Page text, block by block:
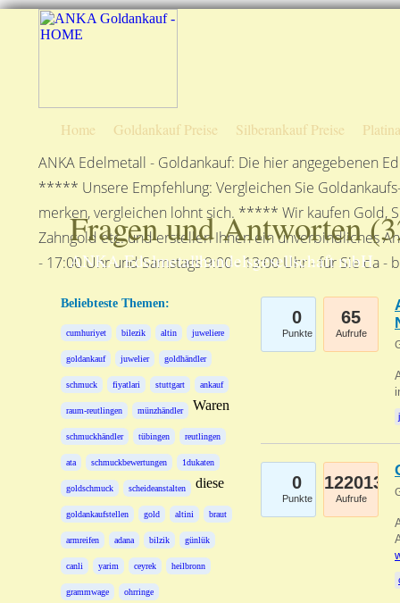
Home Goldankauf Preise Silberankauf Preise
ANKA Edelmetall - Goldankauf: Die hier angegebenen
***** Unsere Empfehlung: Vergleichen Sie
merken, vergleichen lohnt sich. ***** Wir kaufen Gold,
Zahngold etc. und erstellen Ihnen ein unverbindliches
- 17:00 Uhr und Samstags 9:00 - 13:00 Uhr - für Sie
Fragen und Antworten (
ANKA Edelmetallhandelsgesellschaft mbH
Beliebteste Themen:
cumhuriyet bilezik altin juweliere
goldankauf juwelier goldhändler
schmuck fiyatlari stuttgart ankauf
raum-reutlingen münzhändler
schmuckhändler tübingen reutlingen
ata schmuckbewertungen 1dukaten
goldschmuck scheideanstalten
goldankaufstellen gold altini braut
armreifen adana bilzik günlük
canli yarim ceyrek heilbronn
grammwage ohrringe
Waren
diese
0
Punkte
65
Aufrufe
0
Punkte
122013
Aufrufe